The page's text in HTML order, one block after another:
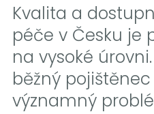
Kvalita a
péče v Česku je
na vysoké
běžný
významný